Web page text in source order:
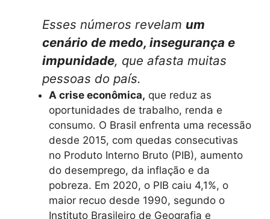
Esses números revelam um
cenário de medo, insegurança e
impunidade, que afasta muitas
pessoas do país.
A crise econômica, que reduz as
oportunidades de trabalho, renda e
consumo. O Brasil enfrenta uma recessão
desde 2015, com quedas consecutivas
no Produto Interno Bruto (PIB), aumento
do desemprego, da inflação e da
pobreza. Em 2020, o PIB caiu 4,1%, o
maior recuo desde 1990, segundo o
Instituto Brasileiro de Geografia e